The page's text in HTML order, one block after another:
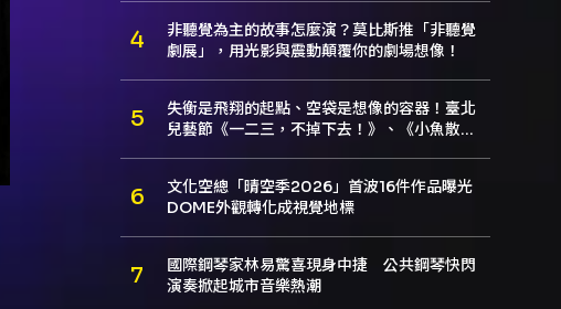
非聽覺為主的故事怎麼演？莫比斯推「非聽覺
劇展」，用光影與震動顛覆你的劇場想像！
失衡是飛翔的起點、空袋是想像的容器！臺北
兒藝節《一二三，不掉下去！》、《小魚散
文化空總「晴空季2026」首波16件作品曝光
DOME外觀轉化成視覺地標
國際鋼琴家林易驚喜現身中捷 公共鋼琴快閃
演奏掀起城市音樂熱潮